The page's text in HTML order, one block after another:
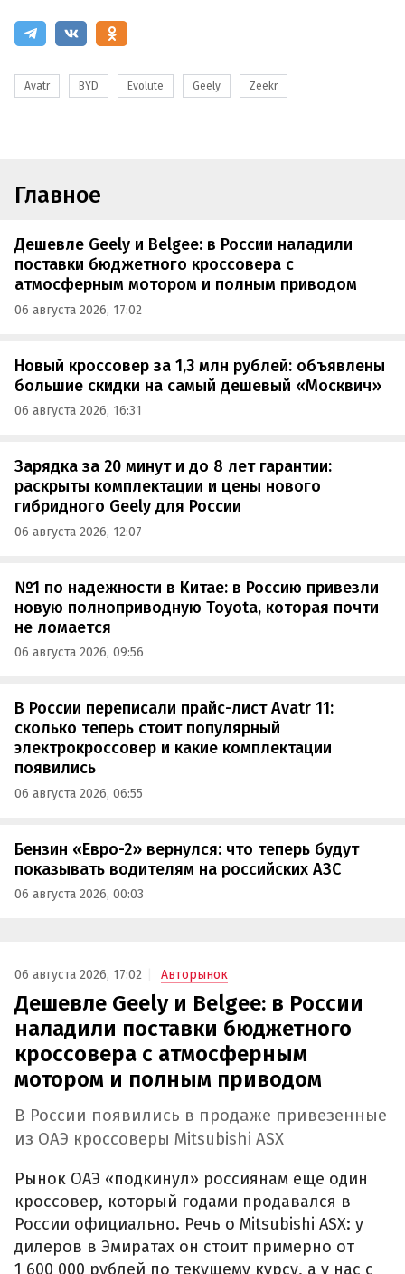
Avatr BYD Evolute Geely Zeekr
Главное
Дешевле Geely и Belgee: в России наладили
поставки бюджетного кроссовера с
атмосферным мотором и полным приводом
06 августа 2026, 17:02
Новый кроссовер за 1,3 млн рублей: объявлены
большие скидки на самый дешевый «Москвич»
06 августа 2026, 16:31
Зарядка за 20 минут и до 8 лет гарантии:
раскрыты комплектации и цены нового
гибридного Geely для России
06 августа 2026, 12:07
№1 по надежности в Китае: в Россию привезли
новую полноприводную Toyota, которая почти
не ломается
06 августа 2026, 09:56
В России переписали прайс-лист Avatr 11:
сколько теперь стоит популярный
электрокроссовер и какие комплектации
появились
06 августа 2026, 06:55
Бензин «Евро-2» вернулся: что теперь будут
показывать водителям на российских АЗС
06 августа 2026, 00:03
06 августа 2026, 17:02 Авторынок
Дешевле Geely и Belgee: в России
наладили поставки бюджетного
кроссовера с атмосферным
мотором и полным приводом
В России появились в продаже привезенные
из ОАЭ кроссоверы Mitsubishi ASX
Рынок ОАЭ «подкинул» россиянам еще один
кроссовер, который годами продавался в
России официально. Речь о Mitsubishi ASX: у
дилеров в Эмиратах он стоит примерно от
1 600 000 рублей по текущему курсу, а у нас с